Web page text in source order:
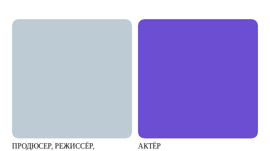
ПРОДЮСЕР, РЕЖИССЁР,
АКТЁР